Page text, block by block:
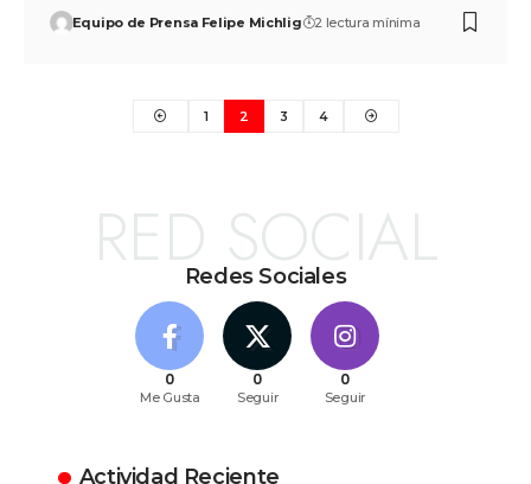
Equipo de Prensa Felipe Michlig 2 lectura mínima
1 2 3 4
Redes Sociales
RED SOCIAL
0
Me Gusta
0
Seguir
0
Seguir
Actividad Reciente